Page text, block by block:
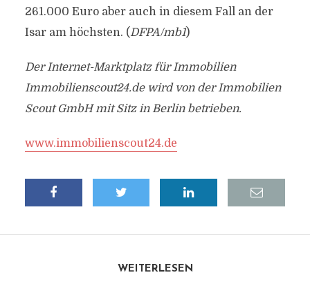
261.000 Euro aber auch in diesem Fall an der
Isar am höchsten. (DFPA/mb1)
Der Internet-Marktplatz für Immobilien
Immobilienscout24.de wird von der Immobilien
Scout GmbH mit Sitz in Berlin betrieben.
www.immobilienscout24.de
WEITERLESEN